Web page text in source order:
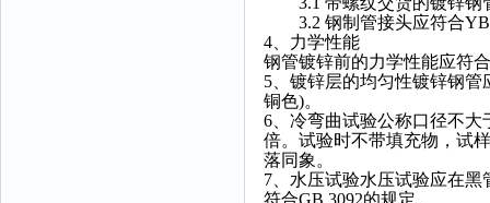
3.2 钢制管接头应符合YB
4、力学性能
钢管镀锌前的力学性能应符
5、镀锌层的均匀性镀锌钢
铜色)。
6、冷弯曲试验公称口径不大
倍。试验时不带填充物，试
落同象。
7、水压试验水压试验应在
符合GB 3092的规定。